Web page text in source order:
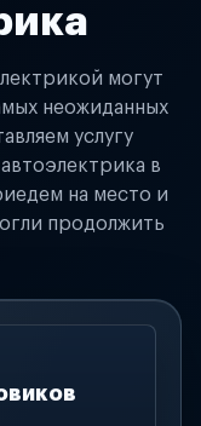
могут
неожиданных
услугу
в
на место и
продолжить